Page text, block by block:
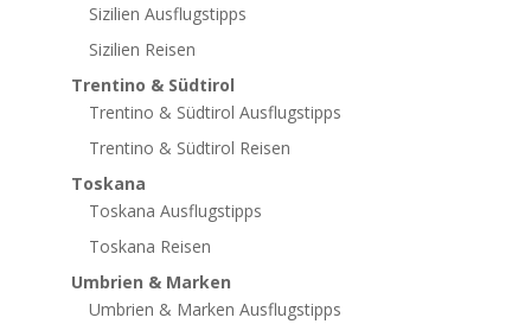
Sizilien Ausflugstipps
Sizilien Reisen
Trentino & Südtirol
Trentino & Südtirol Ausflugstipps
Trentino & Südtirol Reisen
Toskana
Toskana Ausflugstipps
Toskana Reisen
Umbrien & Marken
Umbrien & Marken Ausflugstipps